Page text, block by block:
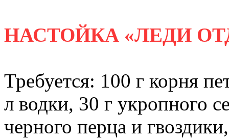
НАСТОЙКА «ЛЕДИ
Требуется: 100 г корня
л водки, 30 г укропного
черного перца и